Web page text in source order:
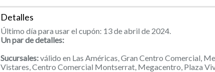
Detalles
Último día para usar el cupón: 13 de abril de 2024.
Un par de detalles:
Sucursales:válido en Las Américas, Gran Centro Comercial,
Vistares, Centro Comercial Montserrat, Megacentro, Plaza